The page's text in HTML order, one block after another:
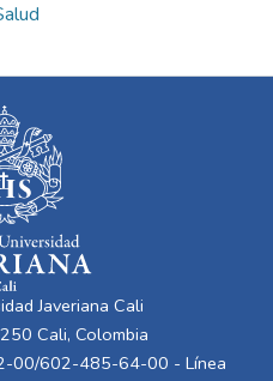
Javeriana Cali
Cali, Colombia
00/602-485-64-00 - Línea